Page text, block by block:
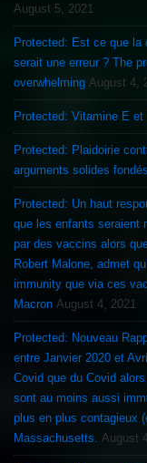
August 5, 2021
Protected: Est ce que la
serait une erreur ? The
overwhelming August 4,
Protected: Vitamine E et
Protected: Plaidoirie
arguments solides
Protected: Un haut
que les enfants seraient
par des vaccins alors que
Robert Malone, admet
immunity que via ces
Macron August 4, 2021
Protected: Nouveau
entre Janvier 2020 et
Covid que du Covid
sont au moins aussi
plus en plus contagieux
Massachusetts.
August